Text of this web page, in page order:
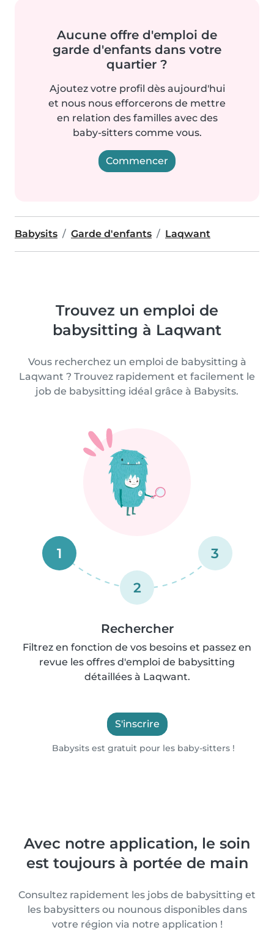
Aucune offre d'emploi de
garde d'enfants dans votre
quartier ?
Ajoutez votre profil dès aujourd'hui
et nous nous efforcerons de mettre
en relation des familles avec des
baby-sitters comme vous.
Commencer
Babysits Garde d'enfants Laqwant
Trouvez un emploi de
babysitting à Laqwant
Vous recherchez un emploi de babysitting à
Laqwant ? Trouvez rapidement et facilement le
job de babysitting idéal grâce à Babysits.
1
2
3
Rechercher
Filtrez en fonction de vos besoins et passez en
revue les offres d'emploi de babysitting
détaillées à Laqwant.
S'inscrire
Babysits est gratuit pour les baby-sitters !
Avec notre application, le soin
est toujours à portée de main
Consultez rapidement les jobs de babysitting et
les babysitters ou nounous disponibles dans
votre région via notre application !